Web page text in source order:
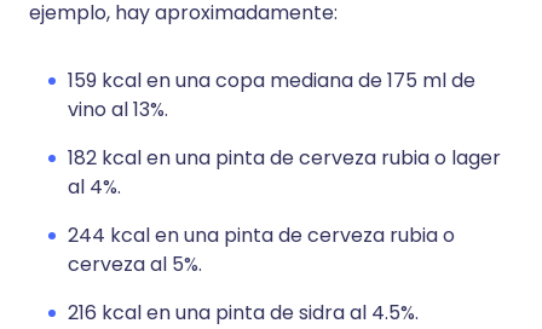
ejemplo, hay aproximadamente:
159 kcal en una copa mediana de 175 ml de
vino al 13%.
182 kcal en una pinta de cerveza rubia o lager
al 4%.
244 kcal en una pinta de cerveza rubia o
cerveza al 5%.
216 kcal en una pinta de sidra al 4.5%.